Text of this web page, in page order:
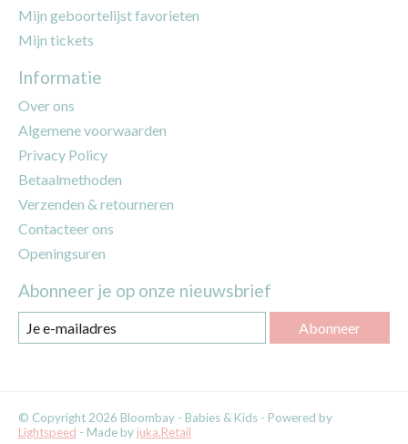
Mijn geboortelijst favorieten
Mijn tickets
Informatie
Over ons
Algemene voorwaarden
Privacy Policy
Betaalmethoden
Verzenden & retourneren
Contacteer ons
Openingsuren
Abonneer je op onze nieuwsbrief
Abonneer
© Copyright 2026 Bloombay - Babies & Kids - Powered by
Lightspeed - Made by juka.Retail